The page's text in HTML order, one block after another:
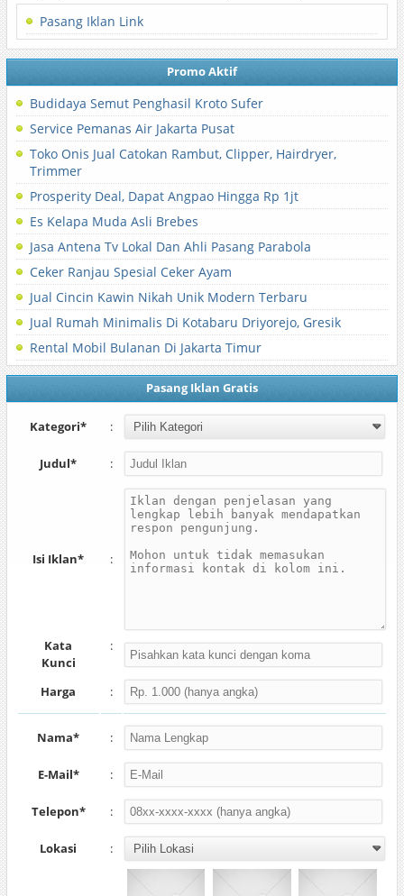
Pasang Iklan Link
Promo Aktif
Budidaya Semut Penghasil Kroto Sufer
Service Pemanas Air Jakarta Pusat
Toko Onis Jual Catokan Rambut, Clipper, Hairdryer,
Trimmer
Prosperity Deal, Dapat Angpao Hingga Rp 1jt
Es Kelapa Muda Asli Brebes
Jasa Antena Tv Lokal Dan Ahli Pasang Parabola
Ceker Ranjau Spesial Ceker Ayam
Jual Cincin Kawin Nikah Unik Modern Terbaru
Jual Rumah Minimalis Di Kotabaru Driyorejo, Gresik
Rental Mobil Bulanan Di Jakarta Timur
Pasang Iklan Gratis
Kategori* :
Judul* :
Isi Iklan* :
Kata
Kunci
:
Harga :
Nama* :
E-Mail* :
Telepon* :
Lokasi :